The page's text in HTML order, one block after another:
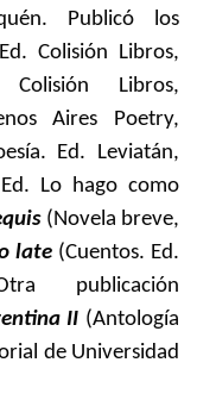
Publicó los
Colisión Libros,
Libros,
Aires Poetry,
Ed. Leviatán,
Lo hago como
(Novela breve,
late(Cuentos. Ed.
publicación
II (Antología
de Universidad